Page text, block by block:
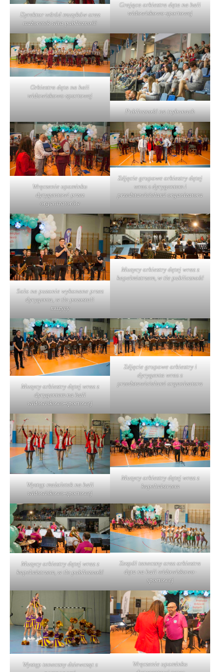
Dyrektor wśród muzyków oraz
mażoretek wita publiczność
Grająca orkiestra dęta na hali
widowiskowo-sportowej
Orkiestra dęta na hali
widowiskowo-sportowej
Publiczność na trybunach
Wręczenie upominku
dyrygentowi przez
organizatorów
Zdjęcie grupowe orkiestry dętej
wraz z dyrygentem i
przedstawicielami organizatora
Solo na puzonie wykonane przez
dyrygenta, w tle pozostali
muzycy
Muzycy orkiestry dętej wraz z
kapelmistrzem, w tle publiczność
Muzycy orkiestry dętej wraz z
dyrygentem na hali
widowiskowo-sportowej
Zdjęcie grupowe orkiestry i
dyrygenta wraz z
przedstawicielami organizatora
Występ mażoletek na hali
widowiskowo-sportowej
Muzycy orkiestry dętej wraz z
kapelmistrzem
Muzycy orkiestry dętej wraz z
kapelmistrzem, w tle publiczność
Zespół taneczny oraz orkiestra
dęta na hali widowiskowo-
sportowej
Występ taneczny dziewcząt z
Wręczenie upominku